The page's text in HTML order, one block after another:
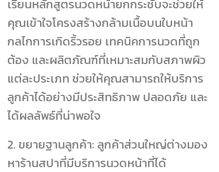
เรียนหลักสูตรนวดหน้ายกกระชับจะช่วยให้
คุณเข้าใจโครงสร้างกล้ามเนื้อบนใบหน้า
กลไกการเกิดริ้วรอย เทคนิคการนวดที่ถูก
ต้อง และผลิตภัณฑ์ที่เหมาะสมกับสภาพผิว
แต่ละประเภท ช่วยให้คุณสามารถให้บริการ
ลูกค้าได้อย่างมีประสิทธิภาพ ปลอดภัย และ
ได้ผลลัพธ์ที่น่าพอใจ
2. ขยายฐานลูกค้า: ลูกค้าส่วนใหญ่ต่างมอง
หาร้านสปาที่มีบริการนวดหน้าที่ได้